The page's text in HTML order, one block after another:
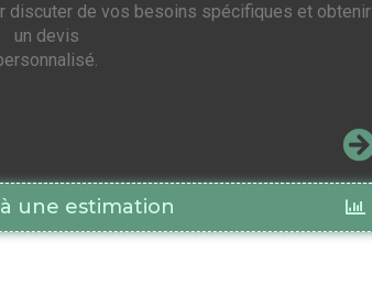
discuter de vos besoins spécifiques et obtenir
un devis
une estimation